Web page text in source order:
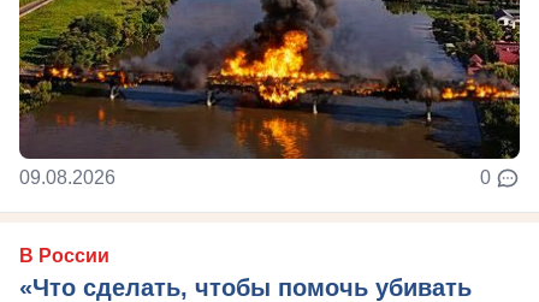
09.08.2026 0
В России
«Что сделать, чтобы помочь убивать